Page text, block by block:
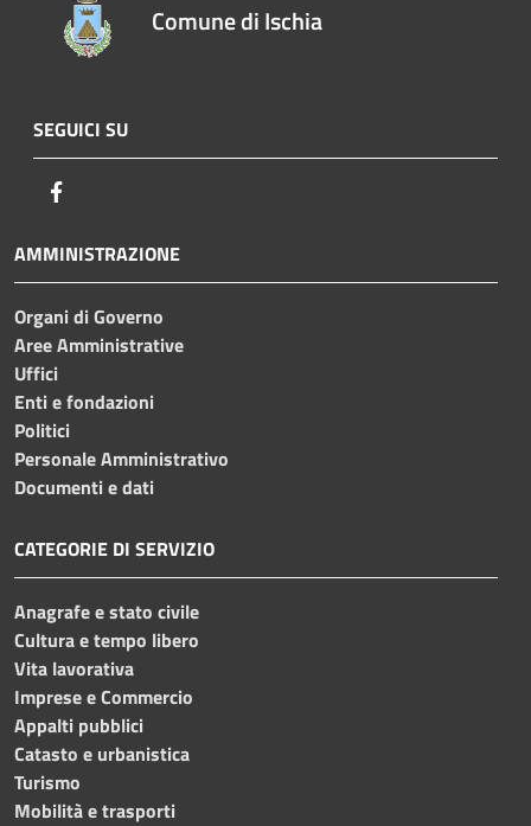
Comune di Ischia
SEGUICI SU
AMMINISTRAZIONE
Organi di Governo
Aree Amministrative
Uffici
Enti e fondazioni
Politici
Personale Amministrativo
Documenti e dati
CATEGORIE DI SERVIZIO
Anagrafe e stato civile
Cultura e tempo libero
Vita lavorativa
Imprese e Commercio
Appalti pubblici
Catasto e urbanistica
Turismo
Mobilità e trasporti